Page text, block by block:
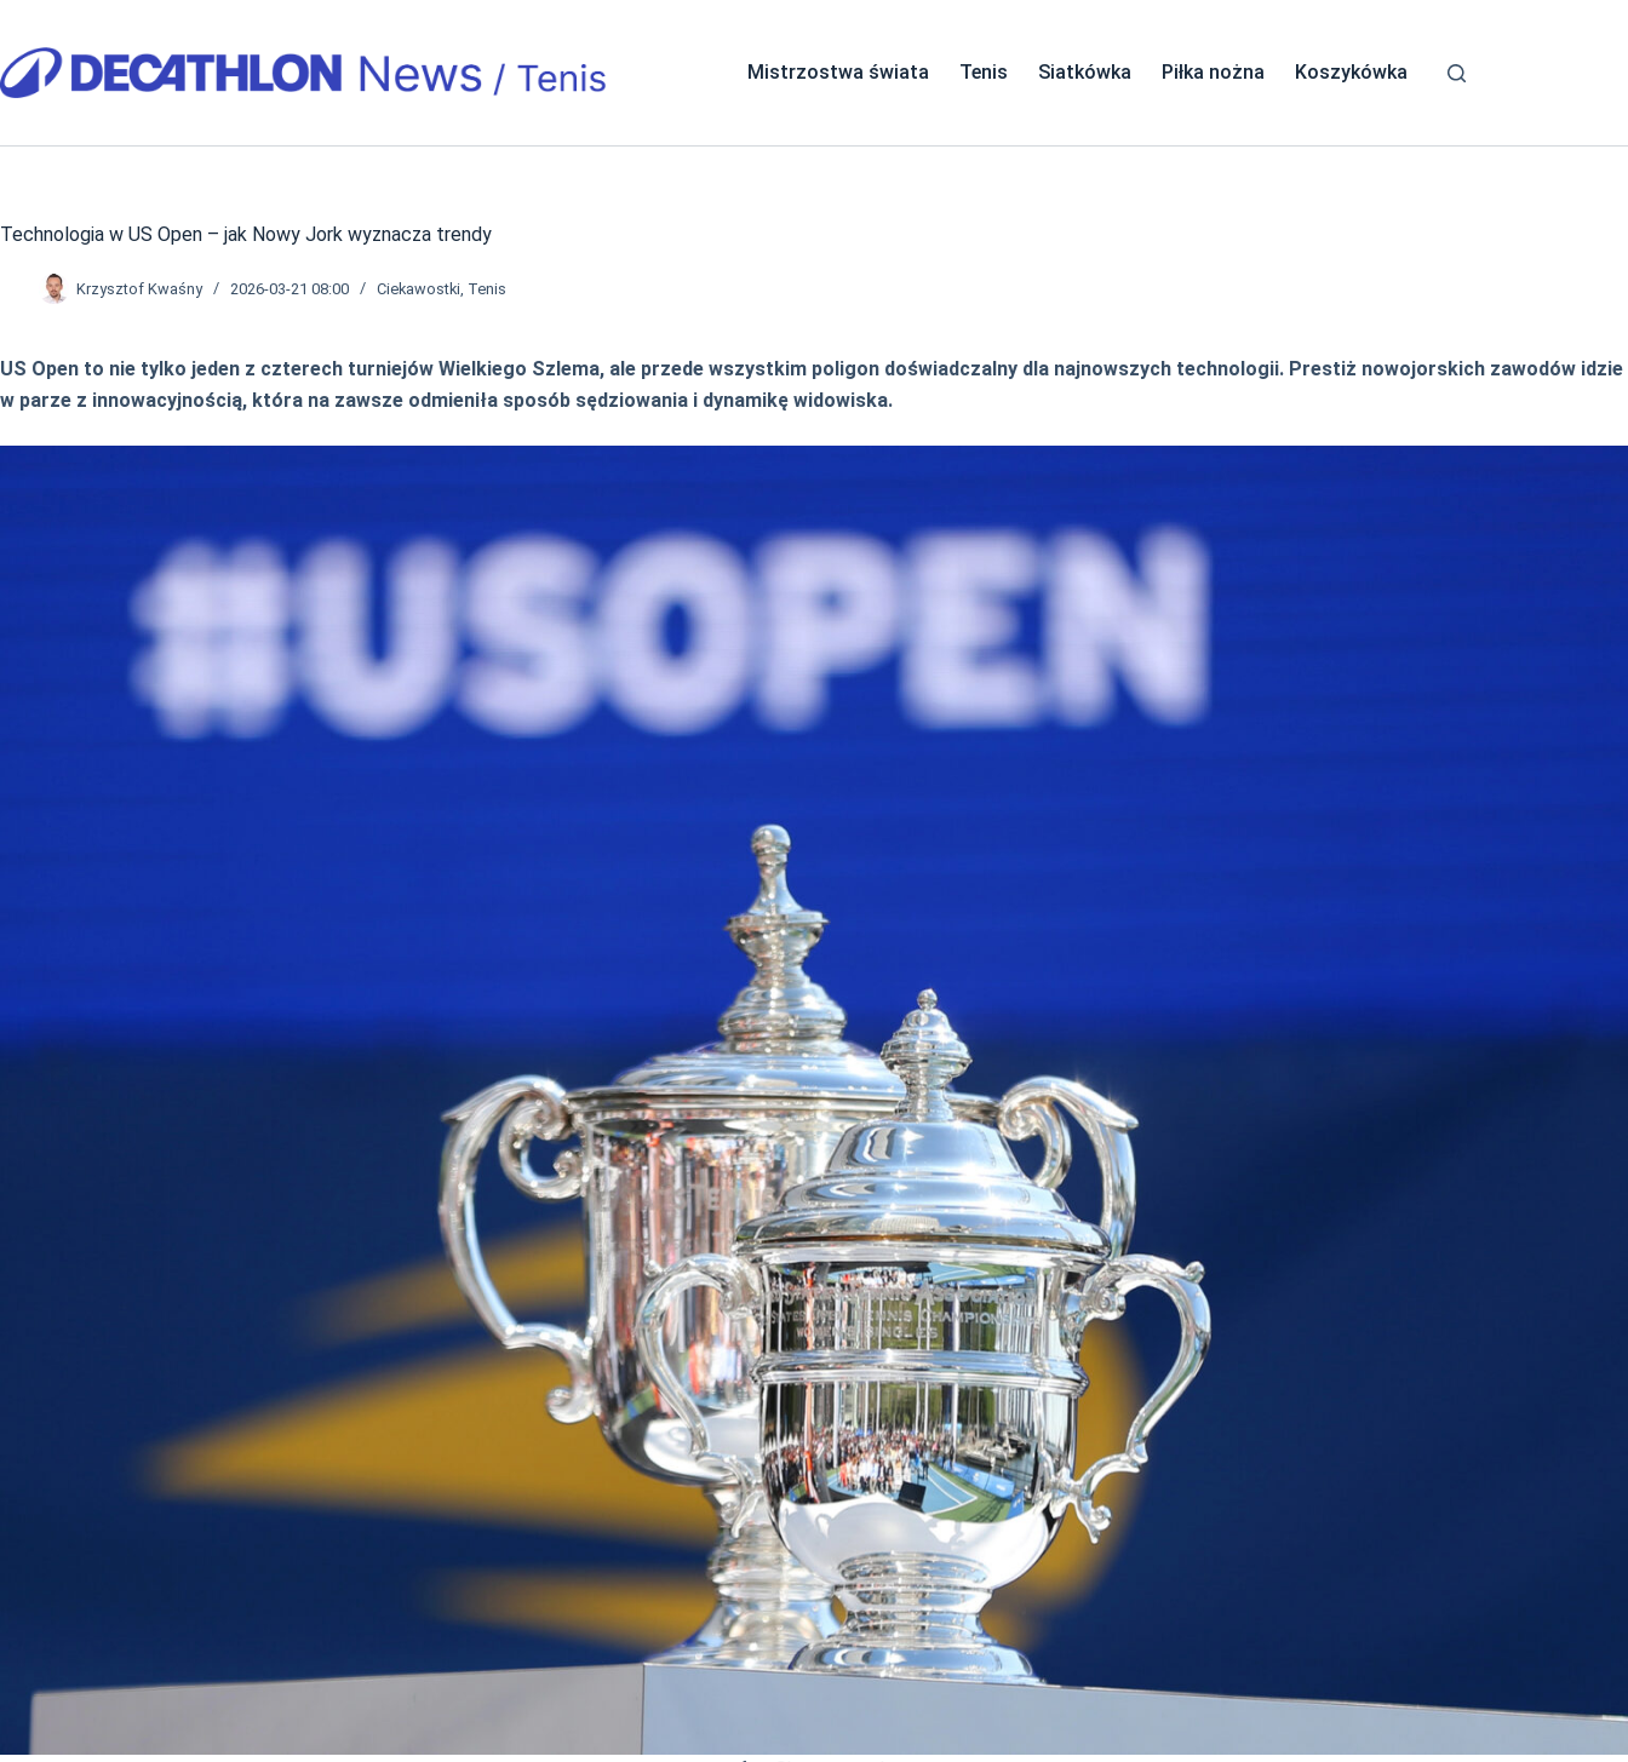
treści
Mistrzostwa świata Tenis Siatkówka Piłka nożna Koszykówka
Technologia w US Open – jak Nowy Jork wyznacza trendy
Krzysztof Kwaśny 2026-03-21 08:00 Ciekawostki Tenis
US Open to nie tylko jeden z czterech turniejów Wielkiego Szlema, ale przede wszystkim poligon doświadczalny dla najnowszych technologii. Prestiż nowojorskich zawodów idzie
w parze z innowacyjnością, która na zawsze odmieniła sposób sędziowania i dynamikę widowiska.